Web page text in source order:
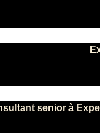
senior à